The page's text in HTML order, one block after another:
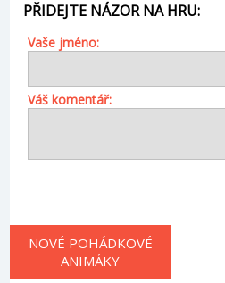
PŘIDEJTE NÁZOR NA HRU:
Vaše jméno:
Váš komentář:
NOVÉ POHÁDKOVÉ
ANIMÁKY